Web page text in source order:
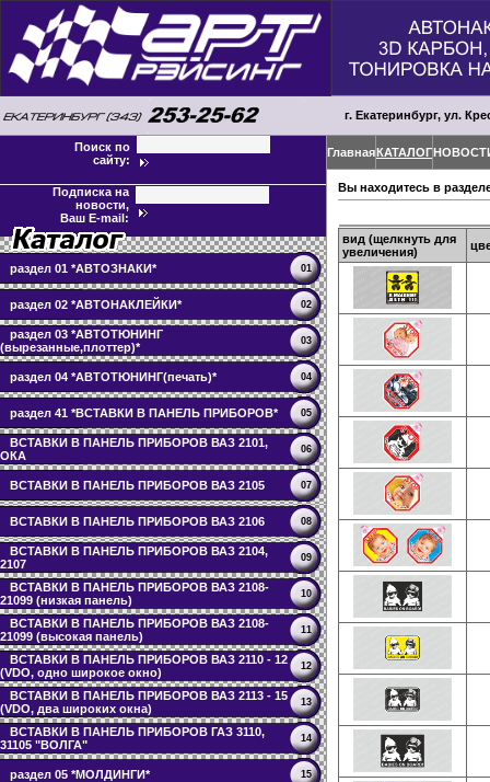
г. Екатеринбург, ул.
Поиск по
сайту:
Подписка на
новости,
Ваш E-mail:
раздел 01 *АВТОЗНАКИ* 01
раздел 02 *АВТОНАКЛЕЙКИ* 02
раздел 03 *АВТОТЮНИНГ
(вырезанные,плоттер)*
03
раздел 04 *АВТОТЮНИНГ(печать)* 04
раздел 41 *ВСТАВКИ В ПАНЕЛЬ ПРИБОРОВ* 05
ВСТАВКИ В ПАНЕЛЬ ПРИБОРОВ ВАЗ 2101,
ОКА
06
ВСТАВКИ В ПАНЕЛЬ ПРИБОРОВ ВАЗ 2105 07
ВСТАВКИ В ПАНЕЛЬ ПРИБОРОВ ВАЗ 2106 08
ВСТАВКИ В ПАНЕЛЬ ПРИБОРОВ ВАЗ 2104,
2107
09
ВСТАВКИ В ПАНЕЛЬ ПРИБОРОВ ВАЗ 2108-
21099 (низкая панель)
10
ВСТАВКИ В ПАНЕЛЬ ПРИБОРОВ ВАЗ 2108-
21099 (высокая панель)
11
ВСТАВКИ В ПАНЕЛЬ ПРИБОРОВ ВАЗ 2110 - 12
(VDO, одно широкое окно)
12
ВСТАВКИ В ПАНЕЛЬ ПРИБОРОВ ВАЗ 2113 - 15
(VDO, два широких окна)
13
ВСТАВКИ В ПАНЕЛЬ ПРИБОРОВ ГАЗ 3110,
31105 "ВОЛГА"
14
раздел 05 *МОЛДИНГИ* 15
ГлавнаяКАТАЛОГ
Вы находитесь в
вид (щелкнуть для
увеличения)